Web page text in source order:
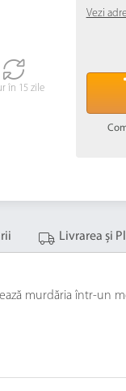
Vezi
în 15 zile
Livrarea și
murdăria într-un